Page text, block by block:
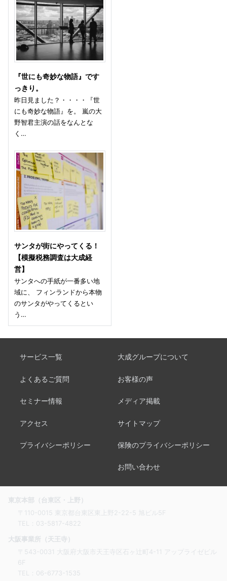
『世にも奇妙な物語』です
っきり。
昨日見ました？・・・・『世
にも奇妙な物語』を。 嵐の大
野智君主演の話をなんとな
く…
サンタが街にやってくる！
【模擬税務調査は大成経
営】
サンタへの手紙が一番多い地
域に、 フィンランドから本物
のサンタがやってくるとい
う…
サービス一覧 大成グループについて
よくあるご質問 お客様の声
セミナー情報 メディア掲載
アクセス サイトマップ
プライバシーポリシー 保険のプライバシーポリシー
お問い合わせ
東京本部（台東区・上野）
〒110-0015 東京都台東区東上野2-22-5 旭ビル5F
TEL： 03-5817-4822
大阪事業所（天王寺）
〒543-0031 大阪府大阪市天王寺区石ヶ辻町4-11 アップライゼビル
6F
TEL： 06-6773-1535